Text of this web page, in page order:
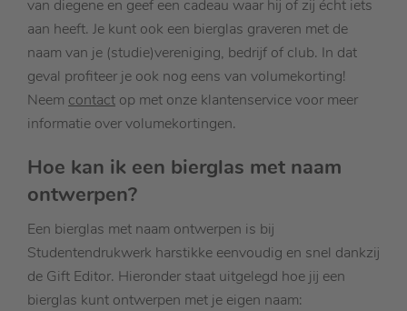
van diegene en geef een cadeau waar hij of zij écht iets
aan heeft. Je kunt ook een bierglas graveren met de
naam van je (studie)vereniging, bedrijf of club. In dat
geval profiteer je ook nog eens van volumekorting!
Neem contact op met onze klantenservice voor meer
informatie over volumekortingen.
Hoe kan ik een bierglas met naam
ontwerpen?
Een bierglas met naam ontwerpen is bij
Studentendrukwerk harstikke eenvoudig en snel dankzij
de Gift Editor. Hieronder staat uitgelegd hoe jij een
bierglas kunt ontwerpen met je eigen naam: